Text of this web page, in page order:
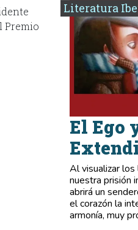
Premio
Literatura
El Ego
Al visualizar
nuestra prisión
abrirá un
el corazón la
armonía, muy